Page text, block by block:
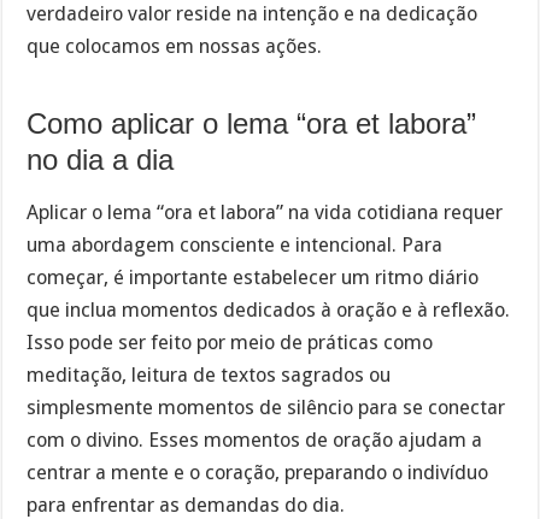
verdadeiro valor reside na intenção e na dedicação
que colocamos em nossas ações.
Como aplicar o lema “ora et labora”
no dia a dia
Aplicar o lema “ora et labora” na vida cotidiana requer
uma abordagem consciente e intencional. Para
começar, é importante estabelecer um ritmo diário
que inclua momentos dedicados à oração e à reflexão.
Isso pode ser feito por meio de práticas como
meditação, leitura de textos sagrados ou
simplesmente momentos de silêncio para se conectar
com o divino. Esses momentos de oração ajudam a
centrar a mente e o coração, preparando o indivíduo
para enfrentar as demandas do dia.